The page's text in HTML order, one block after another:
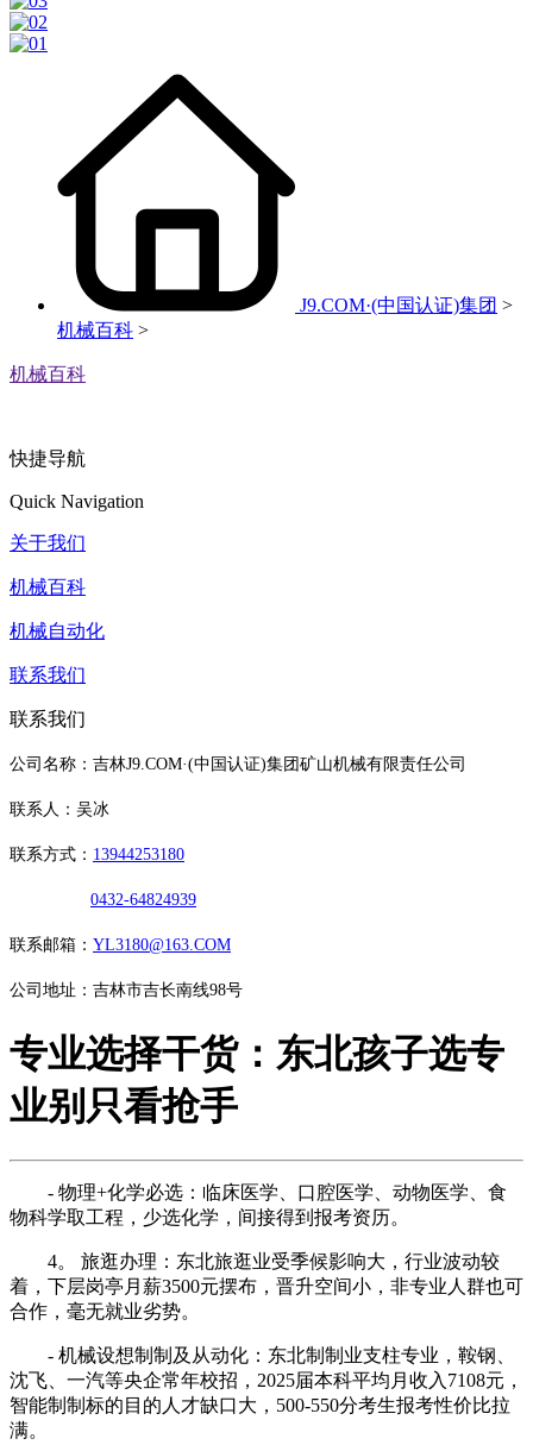
J9.COM·(中国认证)集团 >
机械百科 >
机械百科
快捷导航
Quick Navigation
关于我们
机械百科
机械自动化
联系我们
联系我们
公司名称：吉林J9.COM·(中国认证)集团矿山机械有限责任公司
联系人：吴冰
联系方式： 13944253180
0432-64824939
联系邮箱： YL3180@163.COM
公司地址：吉林市吉长南线98号
专业选择干货：东北孩子选专
业别只看抢手
- 物理+化学必选：临床医学、口腔医学、动物医学、食
物科学取工程，少选化学，间接得到报考资历。
4。 旅逛办理：东北旅逛业受季候影响大，行业波动较
着，下层岗亭月薪3500元摆布，晋升空间小，非专业人群也可
合作，毫无就业劣势。
- 机械设想制制及从动化：东北制制业支柱专业，鞍钢、
沈飞、一汽等央企常年校招，2025届本科平均月收入7108元，
智能制制标的目的人才缺口大，500-550分考生报考性价比拉
满。